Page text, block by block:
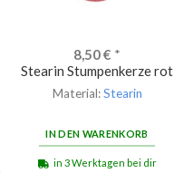
8,50€ *
Stearin Stumpenkerze rot
Material:Stearin
IN DEN WARENKORB
in 3 Werktagen bei dir